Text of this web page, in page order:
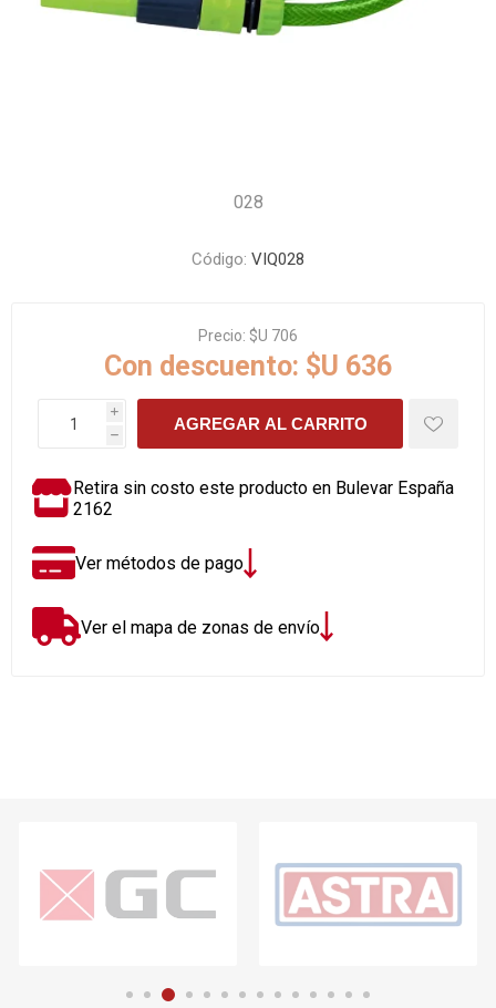
028
Código: VIQ028
Precio: $U 706
Con descuento: $U 636
i
h
AGREGAR AL CARRITO
Retira sin costo este producto en Bulevar España
2162
Ver métodos de pago
Ver el mapa de zonas de envío